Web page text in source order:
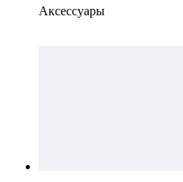
Аксессуары